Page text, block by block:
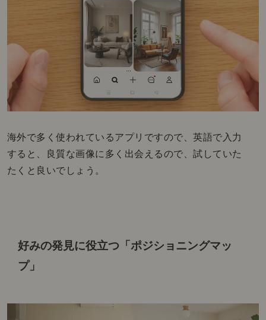
海外で多く使われているアプリですので、英語で入力
すると、良質な画像に多く出会えるので、試していた
たくと良いでしょう。
好みの発見に役立つ「ポジショニングマッ
プ」